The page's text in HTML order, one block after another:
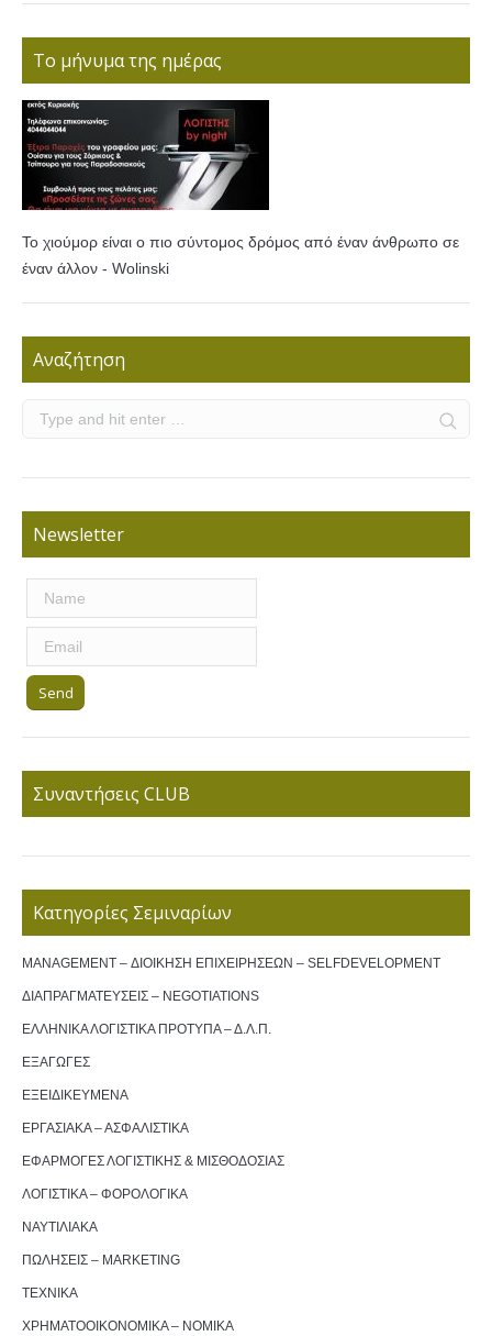
Το μήνυμα της ημέρας
Το χιούμορ είναι ο πιο σύντομος δρόμος από έναν άνθρωπο σε
έναν άλλον - Wolinski
Αναζήτηση
Newsletter
Συναντήσεις CLUB
Κατηγορίες Σεμιναρίων
MANAGEMENT – ΔΙΟΙΚΗΣΗ ΕΠΙΧΕΙΡΗΣΕΩΝ – SELFDEVELOPMENT
ΔΙΑΠΡΑΓΜΑΤΕΥΣΕΙΣ – NEGOTIATIONS
ΕΛΛΗΝΙΚΑ ΛΟΓΙΣΤΙΚΑ ΠΡΟΤΥΠΑ – Δ.Λ.Π.
ΕΞΑΓΩΓΕΣ
ΕΞΕΙΔΙΚΕΥΜΕΝΑ
ΕΡΓΑΣΙΑΚΑ – ΑΣΦΑΛΙΣΤΙΚΑ
ΕΦΑΡΜΟΓΕΣ ΛΟΓΙΣΤΙΚΗΣ & ΜΙΣΘΟΔΟΣΙΑΣ
ΛΟΓΙΣΤΙΚΑ – ΦΟΡΟΛΟΓΙΚΑ
ΝΑΥΤΙΛΙΑΚΑ
ΠΩΛΗΣΕΙΣ – MARKETING
ΤΕΧΝΙΚΑ
ΧΡΗΜΑΤΟΟΙΚΟΝΟΜΙΚΑ – ΝΟΜΙΚΑ